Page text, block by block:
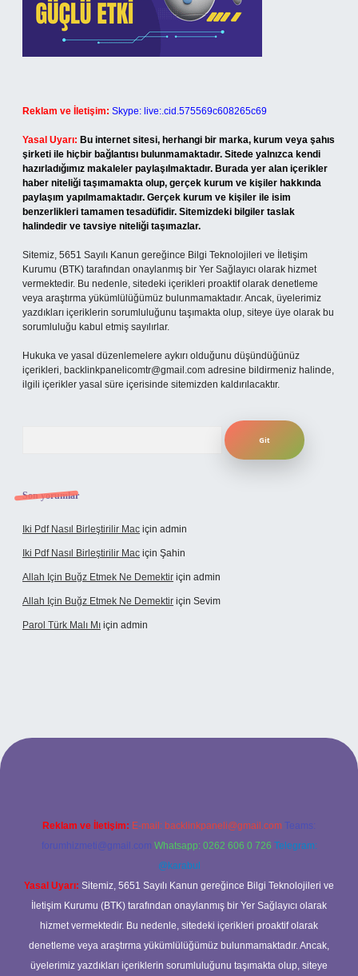
Reklam ve İletişim: Skype: live:.cid.575569c608265c69
Yasal Uyarı: Bu internet sitesi, herhangi bir marka, kurum veya şahıs
şirketi ile hiçbir bağlantısı bulunmamaktadır. Sitede yalnızca kendi
hazırladığımız makaleler paylaşılmaktadır. Burada yer alan içerikler
haber niteliği taşımamakta olup, gerçek kurum ve kişiler hakkında
paylaşım yapılmamaktadır. Gerçek kurum ve kişiler ile isim
benzerlikleri tamamen tesadüfidir. Sitemizdeki bilgiler taslak
halindedir ve tavsiye niteliği taşımazlar.
Sitemiz, 5651 Sayılı Kanun gereğince Bilgi Teknolojileri ve İletişim
Kurumu (BTK) tarafından onaylanmış bir Yer Sağlayıcı olarak hizmet
vermektedir. Bu nedenle, sitedeki içerikleri proaktif olarak denetleme
veya araştırma yükümlülüğümüz bulunmamaktadır. Ancak, üyelerimiz
yazdıkları içeriklerin sorumluluğunu taşımakta olup, siteye üye olarak bu
sorumluluğu kabul etmiş sayılırlar.
Hukuka ve yasal düzenlemelere aykırı olduğunu düşündüğünüz
içerikleri, backlinkpanelicomtr@gmail.com adresine bildirmeniz halinde,
ilgili içerikler yasal süre içerisinde sitemizden kaldırılacaktır.
Son yorumlar
Iki Pdf Nasıl Birleştirilir Mac için admin
Iki Pdf Nasıl Birleştirilir Mac için Şahin
Allah Için Buğz Etmek Ne Demektir için admin
Allah Için Buğz Etmek Ne Demektir için Sevim
Parol Türk Malı Mı için admin
Reklam ve İletişim: E-mail: backlinkpaneli@gmail.com Teams:
forumhizmeti@gmail.com Whatsapp: 0262 606 0 726 Telegram:
@karabul
Yasal Uyarı: Sitemiz, 5651 Sayılı Kanun gereğince Bilgi Teknolojileri ve
İletişim Kurumu (BTK) tarafından onaylanmış bir Yer Sağlayıcı olarak
hizmet vermektedir. Bu nedenle, sitedeki içerikleri proaktif olarak
denetleme veya araştırma yükümlülüğümüz bulunmamaktadır. Ancak,
üyelerimiz yazdıkları içeriklerin sorumluluğunu taşımakta olup, siteye